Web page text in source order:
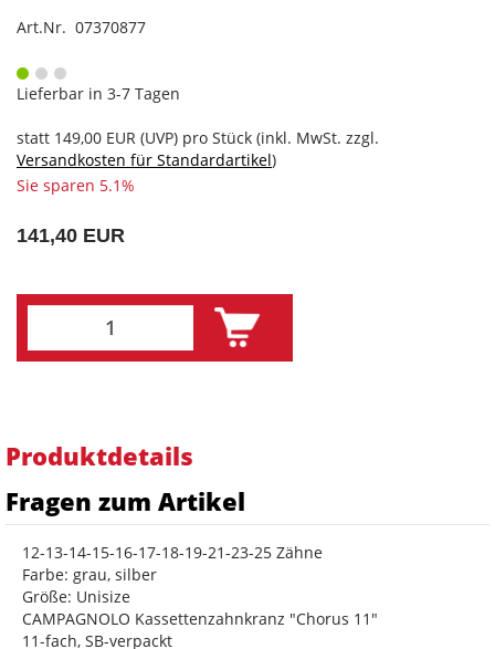
Art.Nr. 07370877
Lieferbar in 3-7 Tagen
statt 149,00 EUR (UVP) pro Stück (inkl. MwSt. zzgl.
Versandkosten für Standardartikel)
Sie sparen 5.1%
141,40 EUR
Produktdetails
Fragen zum Artikel
12-13-14-15-16-17-18-19-21-23-25 Zähne
Farbe: grau, silber
Größe: Unisize
CAMPAGNOLO Kassettenzahnkranz "Chorus 11"
11-fach, SB-verpackt